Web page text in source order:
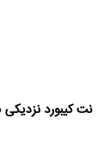
نت کیبورد